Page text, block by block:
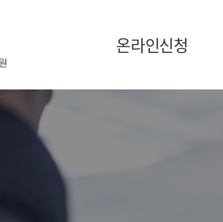
온라인신청